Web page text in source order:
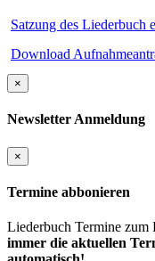
Satzung des Liederbuch
Download
×
Newsletter Anmeldung
×
Termine abbonieren
Liederbuch Termine zum
immer die aktuellen